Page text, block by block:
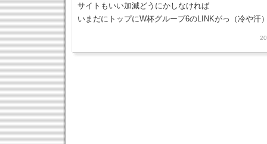
サイトもいい加減どうにかしなければ
いまだにトップにW杯グループ6のLINKがっ（冷や汗